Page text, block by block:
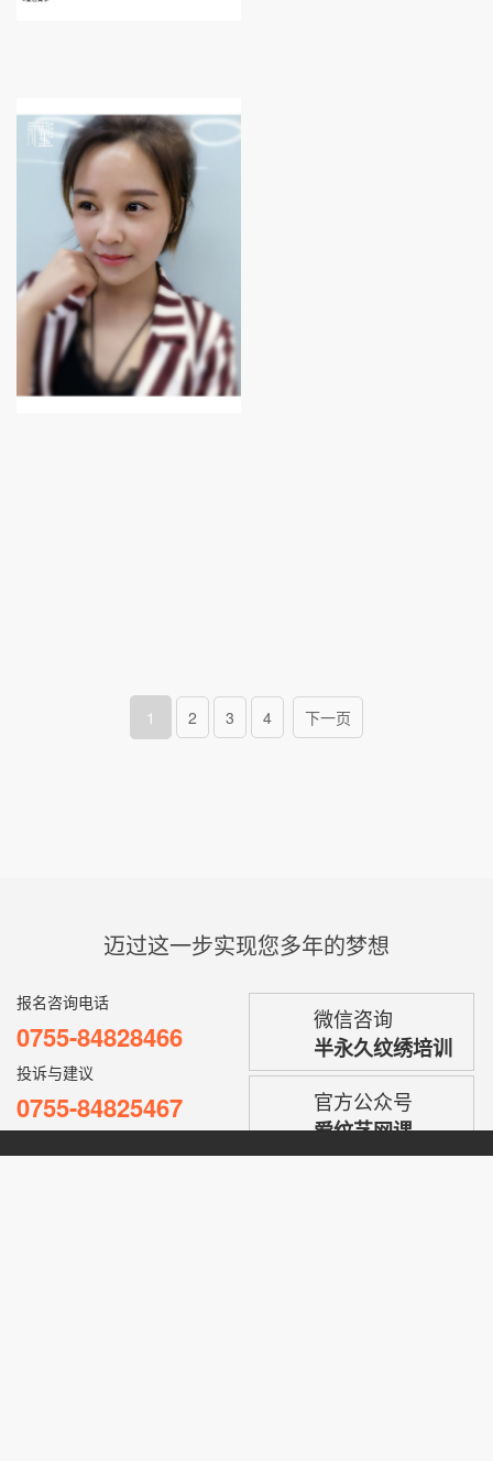
1 2 3 4 下一页
迈过这一步实现您多年的梦想
报名咨询电话
0755-84828466
投诉与建议
0755-84825467
微信咨询
半永久纹绣培训
官方公众号
爱纹艺网课